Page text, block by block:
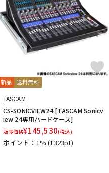
楽器アクセサリ
ヴィンテージ
新品 送料無料
TASCAM
CS-SONICVIEW24 [TASCAM Sonicv
iew 24専用ハードケース]
販売価格¥145,530(税込)
ポイント：1%(1323pt)